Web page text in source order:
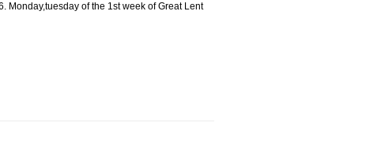
Monday,tuesday of the 1st week of Great Lent